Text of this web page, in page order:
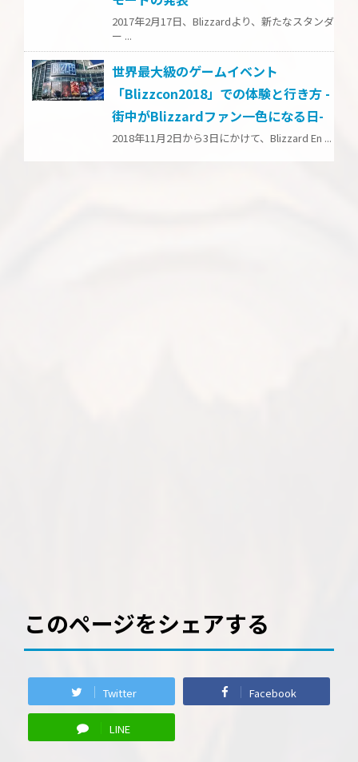
2017年2月17日、Blizzardより、新たなスタンダ
ー ...
世界最大級のゲームイベント
「Blizzcon2018」での体験と行き方 -
街中がBlizzardファン一色になる日-
2018年11月2日から3日にかけて、Blizzard En ...
このページをシェアする
Twitter Facebook
LINE